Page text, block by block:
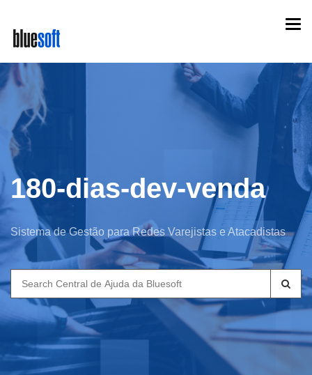
main
content
180-dias-dev-venda
Sistema de Gestão para Redes Varejistas e Atacadistas
Search
for: